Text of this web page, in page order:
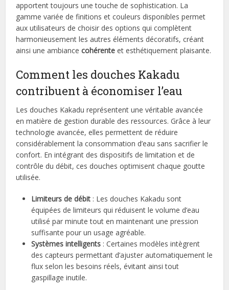
apportent toujours une touche de sophistication. La
gamme variée de finitions et couleurs disponibles permet
aux utilisateurs de choisir des options qui complètent
harmonieusement les autres éléments décoratifs, créant
ainsi une ambiancecohérente et esthétiquement plaisante.
Comment les douches Kakadu
contribuent à économiser l’eau
Les douches Kakadu représentent une véritable avancée
en matière de gestion durable des ressources. Grâce à leur
technologie avancée, elles permettent de réduire
considérablement la consommation d’eau sans sacrifier le
confort. En intégrant des dispositifs de limitation et de
contrôle du débit, ces douches optimisent chaque goutte
utilisée.
Limiteurs de débit : Les douches Kakadu sont
équipées de limiteurs qui réduisent le volume d’eau
utilisé par minute tout en maintenant une pression
suffisante pour un usage agréable.
Systèmes intelligents : Certaines modèles intègrent
des capteurs permettant d’ajuster automatiquement le
flux selon les besoins réels, évitant ainsi tout
gaspillage inutile.